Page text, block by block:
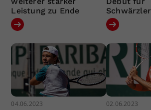
Leistung zu Ende
Schwärzler
04.06.2023 02.06.2023